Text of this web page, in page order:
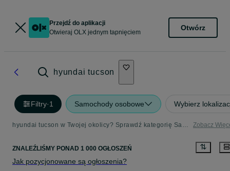
Przejdź do aplikacji
Otwieraj OLX jednym tapnięciem
Otwórz
hyundai tucson
Filtry·1 Samochody osobowe Wybierz
hyundai tucson w Twojej okolicy? Sprawdź kategorię Samochody osobowe Zobacz
ZNALEŹLIŚMY PONAD 1 000 OGŁOSZEŃ
Jak pozycjonowane są ogłoszenia?